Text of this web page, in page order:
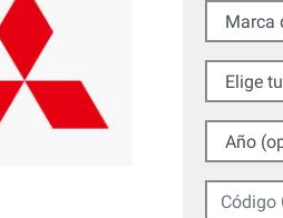
Marca de
Elige tu
Año
Código